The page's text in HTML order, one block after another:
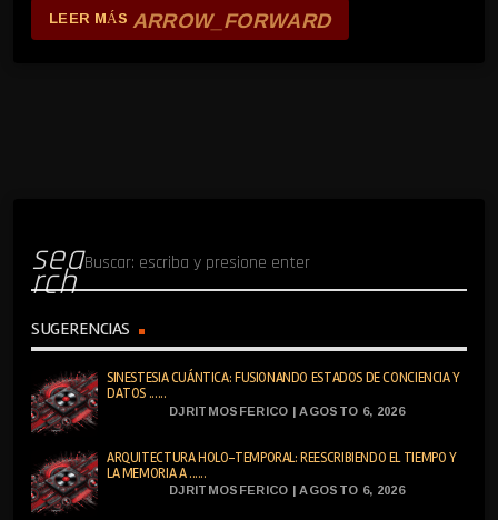
LEER MÁS ARROW_FORWARD
sea
rch
SUGERENCIAS
SINESTESIA CUÁNTICA: FUSIONANDO ESTADOS DE CONCIENCIA Y
DATOS ......
DJRITMOSFERICO | AGOSTO 6, 2026
ARQUITECTURA HOLO-TEMPORAL: REESCRIBIENDO EL TIEMPO Y
LA MEMORIA A ......
DJRITMOSFERICO | AGOSTO 6, 2026